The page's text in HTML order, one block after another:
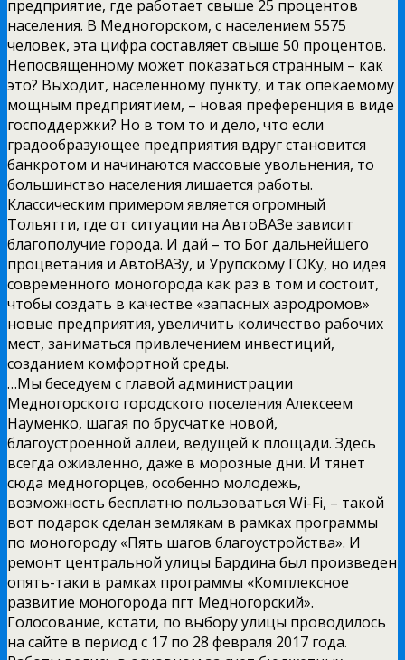
предприятие, где работает свыше 25 процентов
населения. В Медногорском, с населением 5575
человек, эта цифра составляет свыше 50 процентов.
Непосвященному может показаться странным – как
это? Выходит, населенному пункту, и так опекаемому
мощным предприятием, – новая преференция в виде
господдержки? Но в том то и дело, что если
градообразующее предприятия вдруг становится
банкротом и начинаются массовые увольнения, то
большинство населения лишается работы.
Классическим примером является огромный
Тольятти, где от ситуации на АвтоВАЗе зависит
благополучие города. И дай – то Бог дальнейшего
процветания и АвтоВАЗу, и Урупскому ГОКу, но идея
современного моногорода как раз в том и состоит,
чтобы создать в качестве «запасных аэродромов»
новые предприятия, увеличить количество рабочих
мест, заниматься привлечением инвестиций,
созданием комфортной среды.
…Мы беседуем с главой администрации
Медногорского городского поселения Алексеем
Науменко, шагая по брусчатке новой,
благоустроенной аллеи, ведущей к площади. Здесь
всегда оживленно, даже в морозные дни. И тянет
сюда медногорцев, особенно молодежь,
возможность бесплатно пользоваться Wi-Fi, – такой
вот подарок сделан землякам в рамках программы
по моногороду «Пять шагов благоустройства». И
ремонт центральной улицы Бардина был произведен
опять-таки в рамках программы «Комплексное
развитие моногорода пгт Медногорский».
Голосование, кстати, по выбору улицы проводилось
на сайте в период с 17 по 28 февраля 2017 года.